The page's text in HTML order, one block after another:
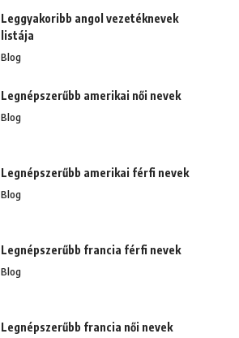
Leggyakoribb angol vezetéknevek
listája
Blog
Legnépszerűbb amerikai női nevek
Blog
Legnépszerűbb amerikai férfi nevek
Blog
Legnépszerűbb francia férfi nevek
Blog
Legnépszerűbb francia női nevek